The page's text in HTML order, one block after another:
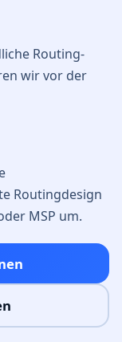
Routing-
wir vor der
Routingdesign
MSP um.